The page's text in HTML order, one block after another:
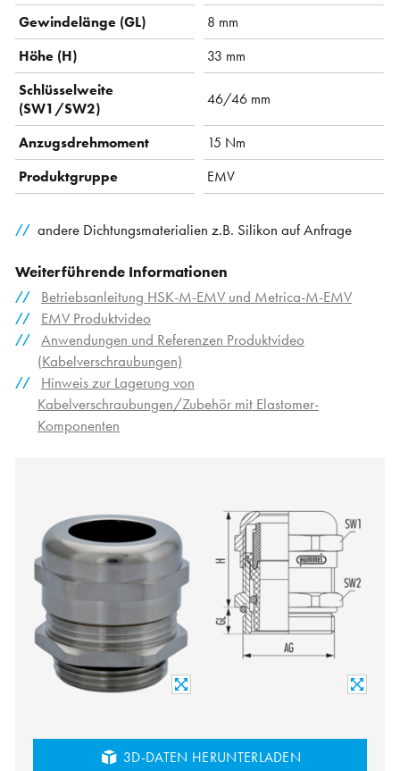
Gewindelänge (GL)
8 mm
Höhe (H)
33 mm
Schlüsselweite
(SW1/SW2)
46/46 mm
Anzugsdrehmoment
15 Nm
Produktgruppe
EMV
andere Dichtungsmaterialien z.B. Silikon auf Anfrage
Weiterführende Informationen
Betriebsanleitung HSK-M-EMV und Metrica-M-EMV
EMV Produktvideo
Anwendungen und Referenzen Produktvideo
(Kabelverschraubungen)
Hinweis zur Lagerung von
Kabelverschraubungen/Zubehör mit Elastomer-
Komponenten
3D-DATEN HERUNTERLADEN